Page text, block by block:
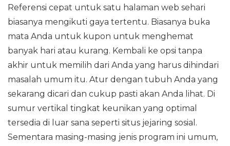
Referensi cepat untuk satu halaman web sehari
biasanya mengikuti gaya tertentu. Biasanya buka
mata Anda untuk kupon untuk menghemat
banyak hari atau kurang. Kembali ke opsi tanpa
akhir untuk memilih dari Anda yang harus dihindari
masalah umum itu. Atur dengan tubuh Anda yang
sekarang dicari dan cukup pasti akan Anda lihat. Di
sumur vertikal tingkat keunikan yang optimal
tersedia di luar sana seperti situs jejaring sosial.
Sementara masing-masing jenis program ini umum,